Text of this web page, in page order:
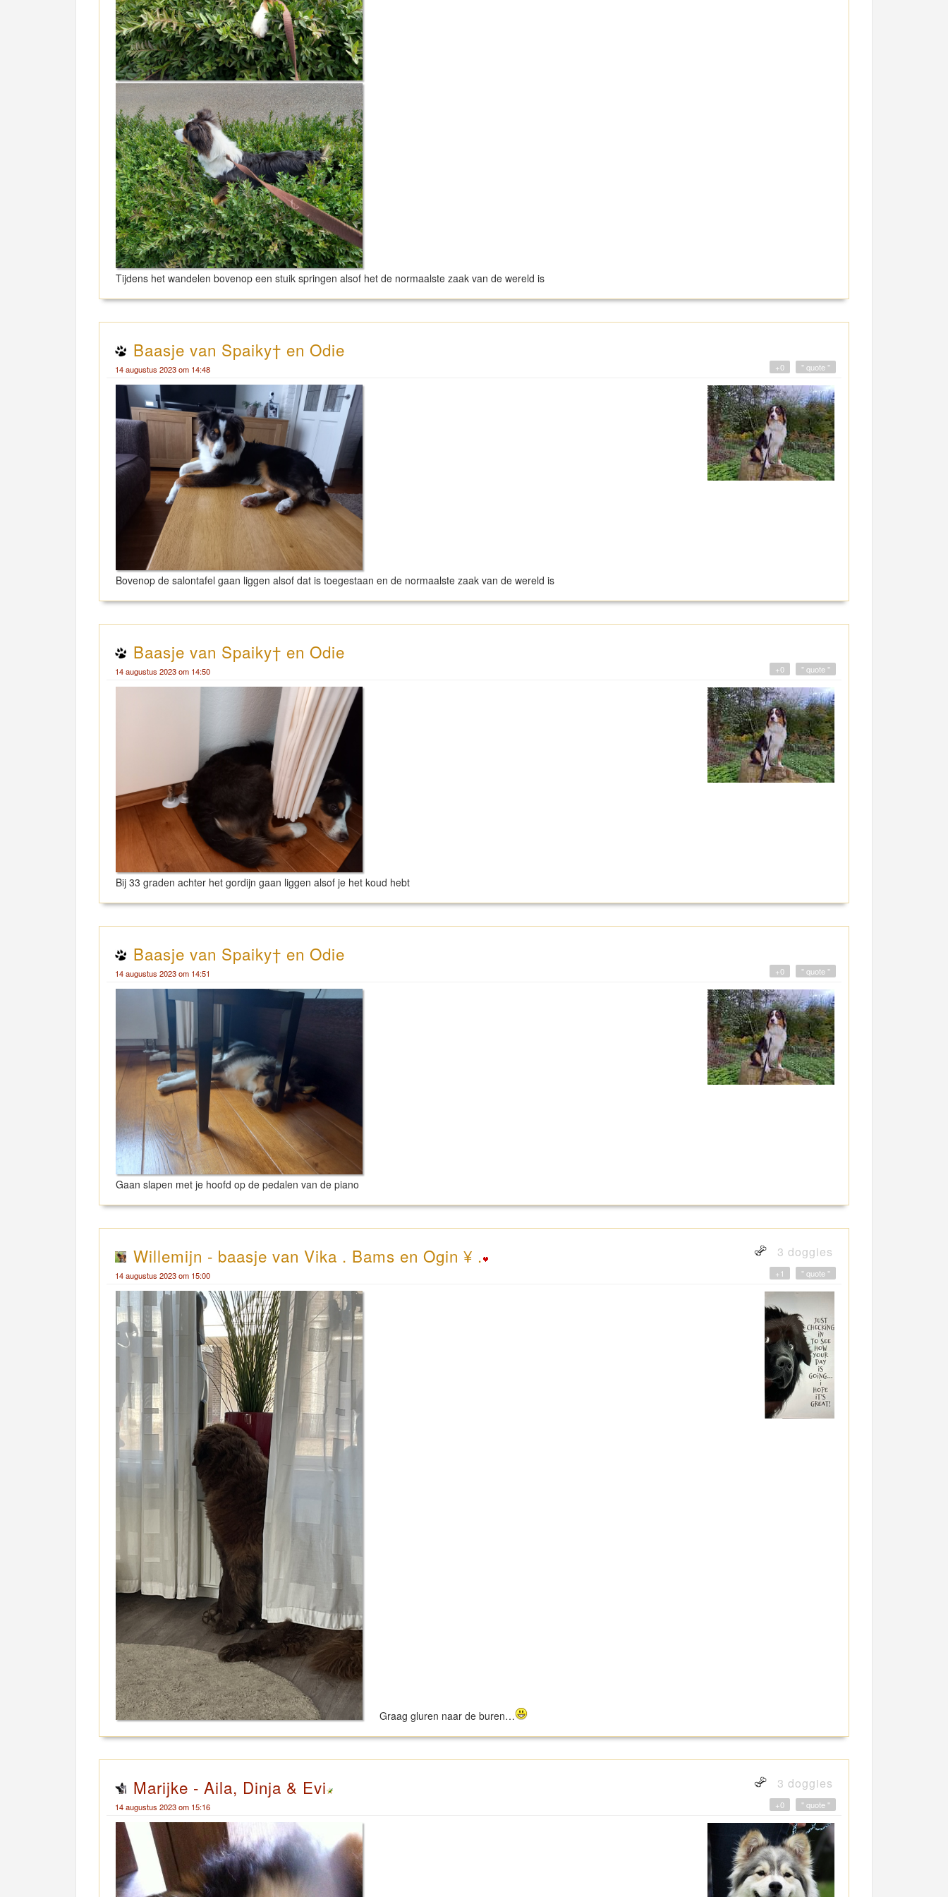
Tijdens het wandelen bovenop een stuik springen alsof het de normaalste zaak van de wereld is
Baasje van Spaiky† en Odie
14 augustus 2023 om 14:48 " quote "
+0
Bovenop de salontafel gaan liggen alsof dat is toegestaan en de normaalste zaak van de wereld is
Baasje van Spaiky† en Odie
14 augustus 2023 om 14:50 " quote "
+0
Bij 33 graden achter het gordijn gaan liggen alsof je het koud hebt
Baasje van Spaiky† en Odie
14 augustus 2023 om 14:51 " quote "
+0
Gaan slapen met je hoofd op de pedalen van de piano
Willemijn - baasje van Vika . Bams en Ogin ¥ . 3 doggies
14 augustus 2023 om 15:00 " quote "
+1
Graag gluren naar de buren…
Marijke - Aila, Dinja & Evi 3 doggies
14 augustus 2023 om 15:16 " quote "
+0